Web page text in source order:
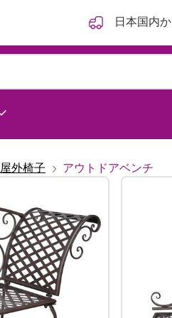
日本国内
屋外椅子 アウトドアベンチ